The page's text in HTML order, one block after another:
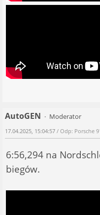
AutoGEN
Moderator
17.04.2025, 15:04:57 / Odp: Porsche
6:56,294 na
biegów.